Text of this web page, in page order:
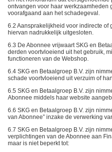
ontvangen voor haar werkzaamheden
voorafgaand aan het schadegeval.
6.2 Aansprakelijkheid voor indirecte of
hiervan nadrukkelijk uitgesloten.
6.3 De Abonnee vrijwaart SKG en
derden voortvloeiend uit het gebruik,
functioneren van de Webshop.
6.4 SKG en Betaalgroep B.V. zijn
schade voortvloeiend uit verzuim of
6.5 SKG en Betaalgroep B.V. zijn
Abonnee middels haar website
6.6 SKG en Betaalgroep B.V. zijn
van Abonnee” inzake de verwerking
6.7 SKG en Betaalgroep B.V. zijn
verplichtingen van de Abonnee aan
maar is niet beperkt tot: